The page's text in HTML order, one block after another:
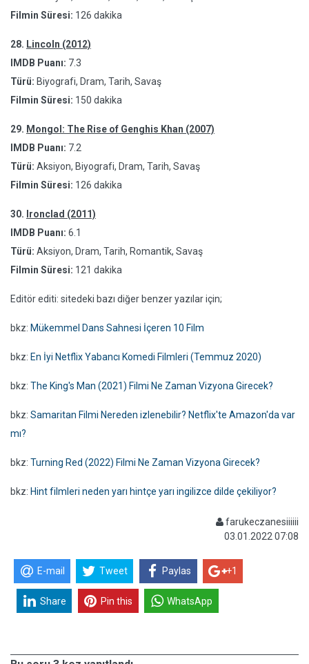
Filmin Süresi: 126 dakika
28. Lincoln (2012)
IMDB Puanı: 7.3
Türü: Biyografi, Dram, Tarih, Savaş
Filmin Süresi: 150 dakika
29. Mongol: The Rise of Genghis Khan (2007)
IMDB Puanı: 7.2
Türü: Aksiyon, Biyografi, Dram, Tarih, Savaş
Filmin Süresi: 126 dakika
30. Ironclad (2011)
IMDB Puanı: 6.1
Türü: Aksiyon, Dram, Tarih, Romantik, Savaş
Filmin Süresi: 121 dakika
Editör editi: sitedeki bazı diğer benzer yazılar için;
bkz: Mükemmel Dans Sahnesi İçeren 10 Film
bkz: En İyi Netflix Yabancı Komedi Filmleri (Temmuz 2020)
bkz: The King's Man (2021) Filmi Ne Zaman Vizyona Girecek?
bkz: Samaritan Filmi Nereden izlenebilir? Netflix'te Amazon'da var
mı?
bkz: Turning Red (2022) Filmi Ne Zaman Vizyona Girecek?
bkz: Hint filmleri neden yarı hintçe yarı ingilizce dilde çekiliyor?
farukeczanesiiiiii
03.01.2022 07:08
E-mail Tweet Paylas +1
Share Pin this WhatsApp